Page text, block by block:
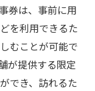
券は、事前に用
を利用できるた
むことが可能で
が提供する限定
でき、訪れるた